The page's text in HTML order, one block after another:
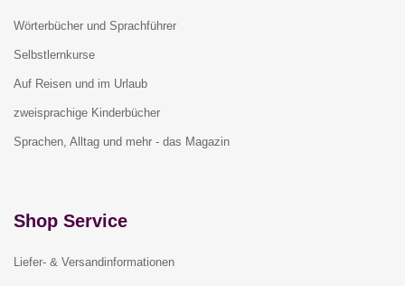
Wörterbücher und Sprachführer
Selbstlernkurse
Auf Reisen und im Urlaub
zweisprachige Kinderbücher
Sprachen, Alltag und mehr - das Magazin
Shop Service
Liefer- & Versandinformationen